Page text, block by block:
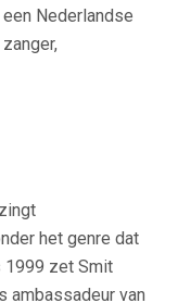
een Nederlandse
zanger,
het genre dat
1999 zet Smit
ambassadeur van